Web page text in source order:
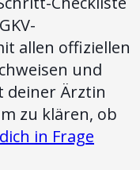
allen offiziellen
und
deiner Ärztin
zu klären, ob
in Frage